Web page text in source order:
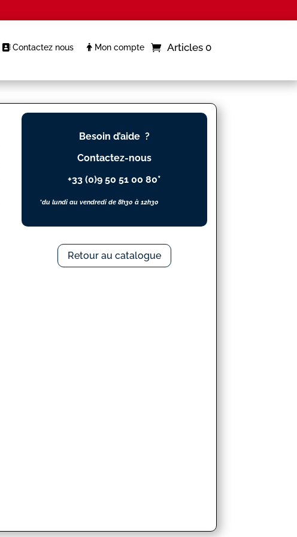
Contactez nous Mon compte Articles 0
Besoin d’aide ?
Contactez-nous
+33 (0)9 50 51 00 80*
*du lundi au vendredi de 8h30 à 12h30
Retour au catalogue